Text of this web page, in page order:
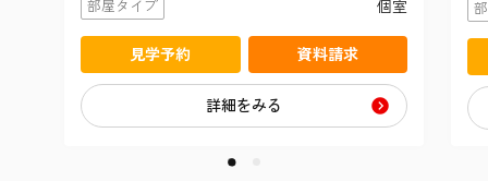
部屋タイプ 個室
見学予約 資料請求
詳細をみる